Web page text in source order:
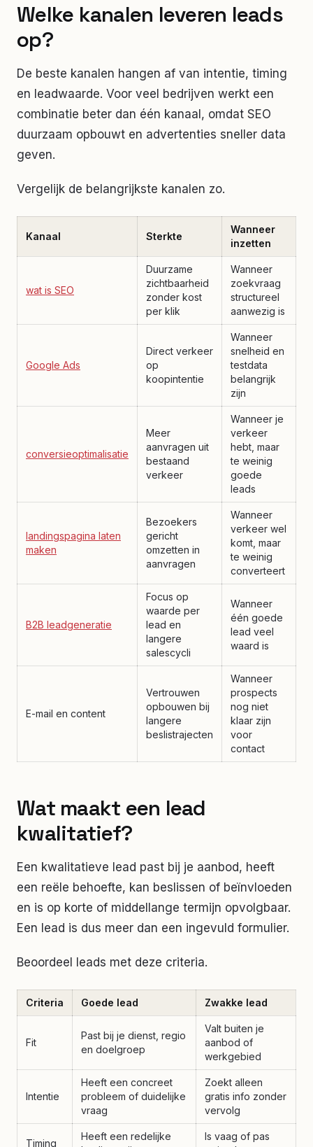
Welke kanalen leveren leads
op?
De beste kanalen hangen af van intentie, timing
en leadwaarde. Voor veel bedrijven werkt een
combinatie beter dan één kanaal, omdat SEO
duurzaam opbouwt en advertenties sneller data
geven.
Vergelijk de belangrijkste kanalen zo.
Kanaal Sterkte
Wanneer
inzetten
wat is SEO
Duurzame
zichtbaarheid
zonder kost
per klik
Wanneer
zoekvraag
structureel
aanwezig is
Google Ads
Direct verkeer
op
koopintentie
Wanneer
snelheid en
testdata
belangrijk
zijn
conversieoptimalisatie
Meer
aanvragen uit
bestaand
verkeer
Wanneer je
verkeer
hebt, maar
te weinig
goede
leads
landingspagina laten
maken
Bezoekers
gericht
omzetten in
aanvragen
Wanneer
verkeer wel
komt, maar
te weinig
converteert
B2B leadgeneratie
Focus op
waarde per
lead en
langere
salescycli
Wanneer
één goede
lead veel
waard is
E-mail en content
Vertrouwen
opbouwen bij
langere
beslistrajecten
Wanneer
prospects
nog niet
klaar zijn
voor
contact
Wat maakt een lead
kwalitatief?
Een kwalitatieve lead past bij je aanbod, heeft
een reële behoefte, kan beslissen of beïnvloeden
en is op korte of middellange termijn opvolgbaar.
Een lead is dus meer dan een ingevuld formulier.
Beoordeel leads met deze criteria.
Criteria Goede lead Zwakke lead
Fit
Past bij je dienst, regio
en doelgroep
Valt buiten je
aanbod of
werkgebied
Intentie
Heeft een concreet
probleem of duidelijke
vraag
Zoekt alleen
gratis info zonder
vervolg
Timing
Heeft een redelijke
Is vaag of pas